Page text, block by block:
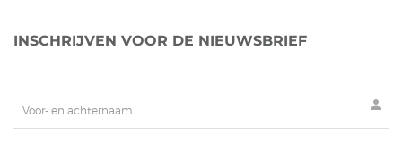
INSCHRIJVEN VOOR DE NIEUWSBRIEF
person